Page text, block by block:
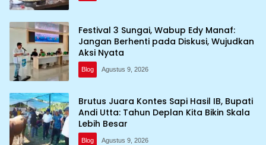
Festival 3 Sungai, Wabup Edy Manaf:
Jangan Berhenti pada Diskusi, Wujudkan
Aksi Nyata
Blog Agustus 9, 2026
Brutus Juara Kontes Sapi Hasil IB, Bupati
Andi Utta: Tahun Deplan Kita Bikin Skala
Lebih Besar
Blog Agustus 9, 2026